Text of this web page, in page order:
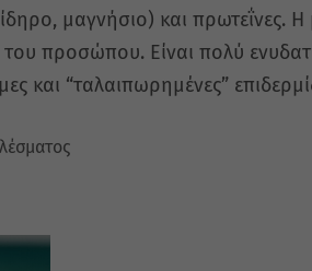
μαγνήσιο) και πρωτεΐνες.
προσώπου. Είναι πολύ
και “ταλαιπωρημένες”